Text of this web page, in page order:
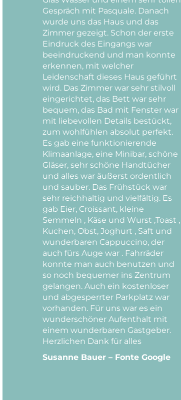
Gespräch mit Pasquale. Danach
wurde uns das Haus und das
Zimmer gezeigt. Schon der erste
Eindruck des Eingangs war
beeindruckend und man konnte
erkennen, mit welcher
Leidenschaft dieses Haus geführt
wird. Das Zimmer war sehr stilvoll
eingerichtet, das Bett war sehr
bequem, das Bad mit Fenster war
mit liebevollen Details bestückt,
zum wohlfühlen absolut perfekt.
Es gab eine funktionierende
Klimaanlage, eine Minibar, schöne
Gläser, sehr schöne Handtücher
und alles war äußerst ordentlich
und sauber. Das Frühstück war
sehr reichhaltig und vielfältig. Es
gab Eier, Croissant, kleine
Semmeln , Käse und Wurst ,Toast ,
Kuchen, Obst, Joghurt , Saft und
wunderbaren Cappuccino, der
auch fürs Auge war . Fahrräder
konnte man auch benutzen und
so noch bequemer ins Zentrum
gelangen. Auch ein kostenloser
und abgesperrter Parkplatz war
vorhanden. Für uns war es ein
wunderschöner Aufenthalt mit
einem wunderbaren Gastgeber.
Herzlichen Dank für alles
Susanne Bauer – Fonte Google